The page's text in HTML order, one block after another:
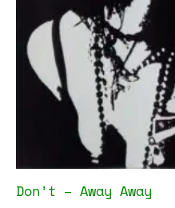
Don’t – Away Away